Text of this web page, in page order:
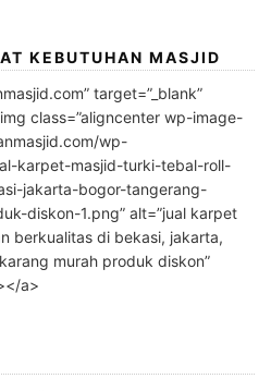
KEBUTUHAN MASJID
target=”_blank”
class=”aligncenter wp-image-
wp-
karpet-masjid-turki-tebal-roll-
jakarta-bogor-tangerang-
diskon-1.png” alt=”jual karpet
berkualitas di bekasi, jakarta,
murah produk diskon”
a>